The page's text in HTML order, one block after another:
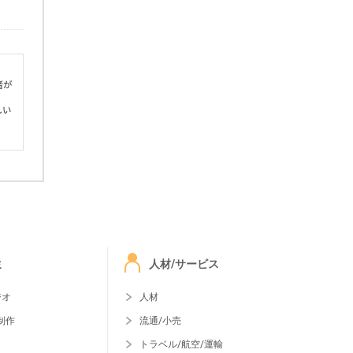
が
い
作
人材/サービス
人材
流通/小売
トラベル/航空/運輸